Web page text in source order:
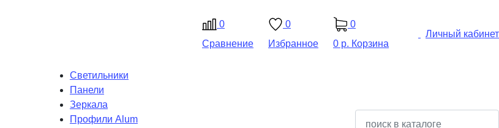
0
Сравнение
0
Избранное
0
0 р. Корзина
Личный кабинет
Светильники
Панели
Зеркала
Профили Alum